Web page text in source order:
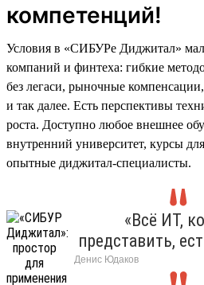
компетенций!
Условия в «СИБУРе Диджитал»
компаний и финтеха: гибкие
без легаси, рыночные
и так далее. Есть перспективы
роста. Доступно любое внешнее
внутренний университет, курсы
опытные диджитал-специалисты.
«Всё ИТ,
представить,